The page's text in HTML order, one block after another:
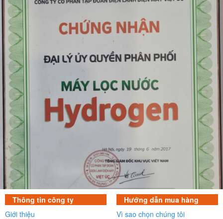
Thông tin công ty
Giới thiệu
Hướng dẫn mua hàng
Vì sao chọn chúng tôi